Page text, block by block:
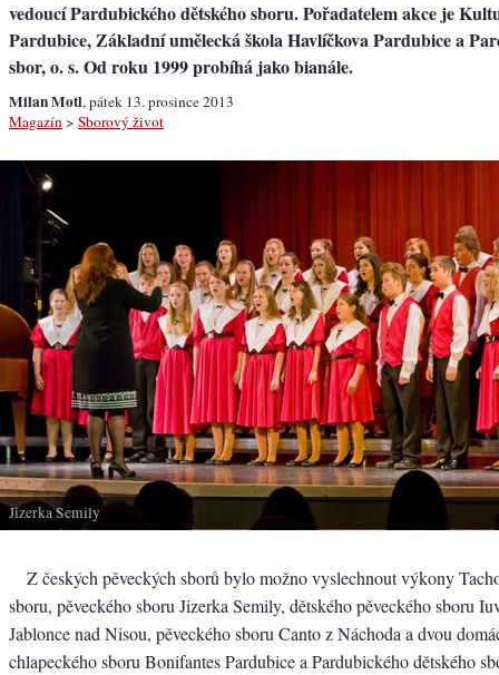
vedoucí Pardubického dětského sboru. Pořadatelem akce je
Pardubice, Základní umělecká škola Havlíčkova Pardubice a
sbor, o. s. Od roku 1999 probíhá jako bianále.
Milan Motl, pátek 13. prosince 2013
Magazín > Sborový život
Jizerka Semily
Z českých pěveckých sborů bylo možno vyslechnout výkony
sboru, pěveckého sboru Jizerka Semily, dětského pěveckého sboru
Jablonce nad Nisou, pěveckého sboru Canto z Náchoda a dvou
chlapeckého sboru Bonifantes Pardubice a Pardubického dětského